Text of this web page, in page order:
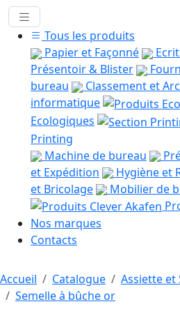
Tous les produits
Papier et Façonné
Présentoir & Blister
bureau
Classement et
informatique
Ecologiques
Printing
Machine de bureau
et Expédition
Hygiène et
et Bricolage
Mobilier de
Nos marques
Contacts
Accueil Catalogue
Assiette et
Semelle à bûche or